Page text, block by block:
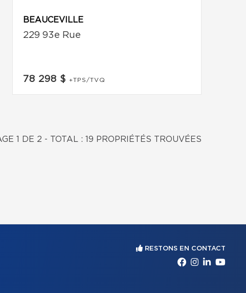
BEAUCEVILLE
229 93e Rue
78 298 $ +TPS/TVQ
1 DE 2 - TOTAL : 19 PROPRIÉTÉS TROUVÉES
RESTONS EN CONTACT